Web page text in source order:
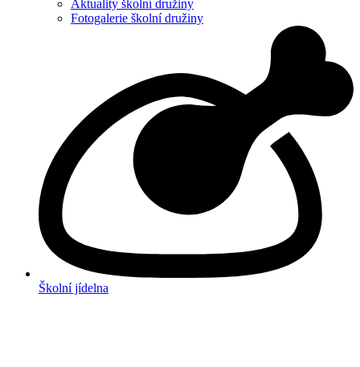
Aktuality školní družiny
Fotogalerie školní družiny
Školní jídelna